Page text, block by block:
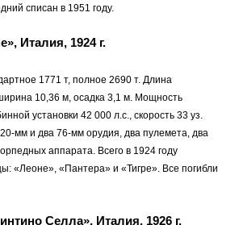
списан в 1951 году.
Италия, 1924 г.
1771 т, полное 2690 т. Длина
10,36 м, осадка 3,1 м. Мощность
установки 42 000 л.с., скорость 33 уз.
мм и два 76-мм орудия, два пулемета, два
аппарата. Всего в 1924 году
«Леоне», «Пантера» и «Тигре». Все погибли
Селла», Италия, 1926 г.